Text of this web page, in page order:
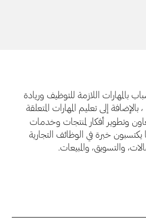
بالمهارات اللازمة للتوظيف وريادة
، بالإضافة إلى تعليم المهارات المتعلقة
وتطوير أفكار لمنتجات وخدمات
خبرة في الوظائف التجارية
والتسويق، والمبيعات.